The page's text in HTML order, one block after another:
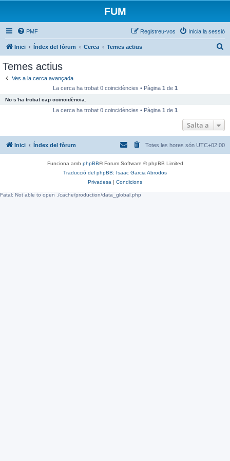
FUM
PMF Inicia la sessió
Registreu-vos
Inici Índex del fòrum Cerca Temes actius
Temes actius
Ves a la cerca avançada
La cerca ha trobat 0 coincidències • Pàgina 1 de 1
No s’ha trobat cap coincidència.
La cerca ha trobat 0 coincidències • Pàgina 1 de 1
Salta a
Inici Índex del fòrum Totes les hores són UTC+02:00
Funciona amb phpBB® Forum Software © phpBB Limited
Traducció del phpBB: Isaac Garcia Abrodos
Privadesa | Condicions
Fatal: Not able to open ./cache/production/data_global.php